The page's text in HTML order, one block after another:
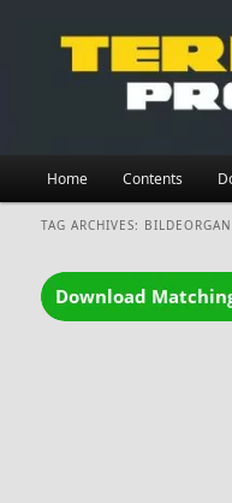
Home Contents
TAG ARCHIVES: